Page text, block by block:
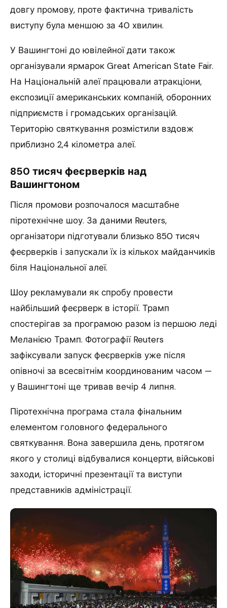
довгу промову, проте фактична тривалість
виступу була меншою за 40 хвилин.
У Вашингтоні до ювілейної дати також
організували ярмарок Great American State Fair.
На Національній алеї працювали атракціони,
експозиції американських компаній, оборонних
підприємств і громадських організацій.
Територію святкування розмістили вздовж
приблизно 2,4 кілометра алеї.
850 тисяч феєрверків над
Вашингтоном
Після промови розпочалося масштабне
піротехнічне шоу. За даними Reuters,
організатори підготували близько 850 тисяч
феєрверків і запускали їх із кількох майданчиків
біля Національної алеї.
Шоу рекламували як спробу провести
найбільший феєрверк в історії. Трамп
спостерігав за програмою разом із першою леді
Меланією Трамп. Фотографії Reuters
зафіксували запуск феєрверків уже після
опівночі за всесвітнім координованим часом —
у Вашингтоні ще тривав вечір 4 липня.
Піротехнічна програма стала фінальним
елементом головного федерального
святкування. Вона завершила день, протягом
якого у столиці відбувалися концерти, військові
заходи, історичні презентації та виступи
представників адміністрації.